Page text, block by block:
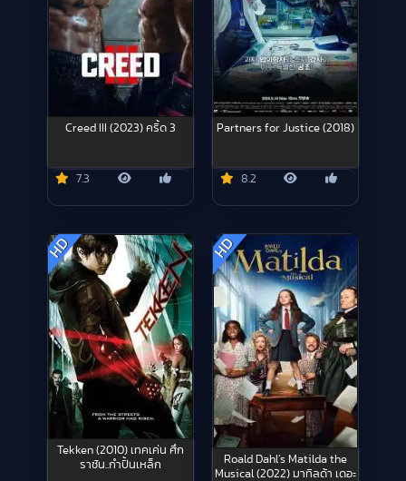
Creed III (2023) ครี้ด 3
7.3
Partners for Justice (2018)
8.2
HD
Tekken (2010) เทคเค่น ศึก
ราชัน..กำปั้นเหล็ก
HD
Roald Dahl’s Matilda the
Musical (2022) มาทิลด้า เดอะ